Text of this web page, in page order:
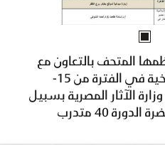
المتحف بالتعاون مع
إدارة التدريب بالقاهرة التاريخية في الفترة من 15-
وزارة الآثار المصرية بسبيل
40 متدرب